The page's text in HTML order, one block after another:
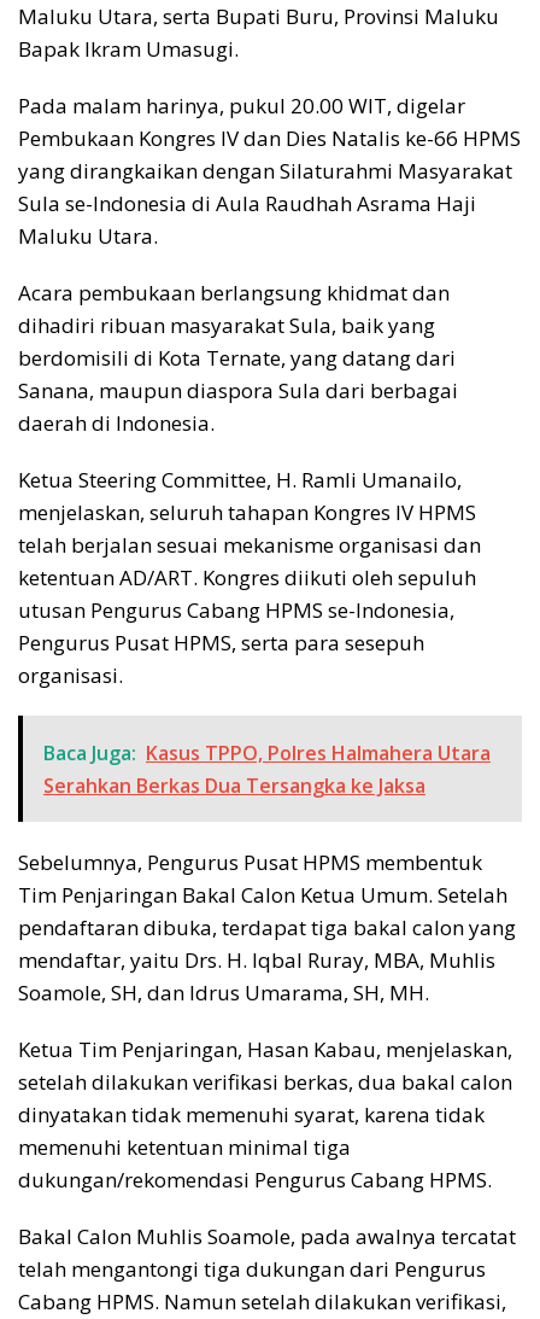
Maluku Utara, serta Bupati Buru, Provinsi Maluku
Bapak Ikram Umasugi.
Pada malam harinya, pukul 20.00 WIT, digelar
Pembukaan Kongres IV dan Dies Natalis ke-66 HPMS
yang dirangkaikan dengan Silaturahmi Masyarakat
Sula se-Indonesia di Aula Raudhah Asrama Haji
Maluku Utara.
Acara pembukaan berlangsung khidmat dan
dihadiri ribuan masyarakat Sula, baik yang
berdomisili di Kota Ternate, yang datang dari
Sanana, maupun diaspora Sula dari berbagai
daerah di Indonesia.
Ketua Steering Committee, H. Ramli Umanailo,
menjelaskan, seluruh tahapan Kongres IV HPMS
telah berjalan sesuai mekanisme organisasi dan
ketentuan AD/ART. Kongres diikuti oleh sepuluh
utusan Pengurus Cabang HPMS se-Indonesia,
Pengurus Pusat HPMS, serta para sesepuh
organisasi.
Baca Juga: Kasus TPPO, Polres Halmahera Utara
Serahkan Berkas Dua Tersangka ke Jaksa
Sebelumnya, Pengurus Pusat HPMS membentuk
Tim Penjaringan Bakal Calon Ketua Umum. Setelah
pendaftaran dibuka, terdapat tiga bakal calon yang
mendaftar, yaitu Drs. H. Iqbal Ruray, MBA, Muhlis
Soamole, SH, dan Idrus Umarama, SH, MH.
Ketua Tim Penjaringan, Hasan Kabau, menjelaskan,
setelah dilakukan verifikasi berkas, dua bakal calon
dinyatakan tidak memenuhi syarat, karena tidak
memenuhi ketentuan minimal tiga
dukungan/rekomendasi Pengurus Cabang HPMS.
Bakal Calon Muhlis Soamole, pada awalnya tercatat
telah mengantongi tiga dukungan dari Pengurus
Cabang HPMS. Namun setelah dilakukan verifikasi,